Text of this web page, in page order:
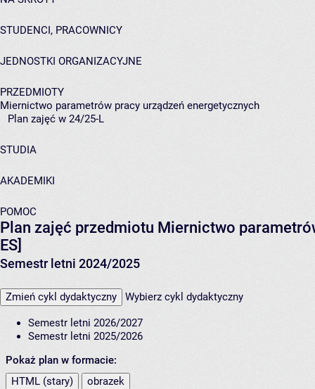
STUDENCI, PRACOWNICY
JEDNOSTKI ORGANIZACYJNE
PRZEDMIOTY
Miernictwo parametrów pracy urządzeń energetycznych
Plan zajęć w 24/25-L
STUDIA
AKADEMIKI
POMOC
Plan zajęć przedmiotu Miernictwo
ES]
Semestr letni 2024/2025
Zmień cykl dydaktyczny Wybierz cykl dydaktyczny
Semestr letni 2026/2027
Semestr letni 2025/2026
Pokaż plan w formacie:
HTML (stary)
obrazek